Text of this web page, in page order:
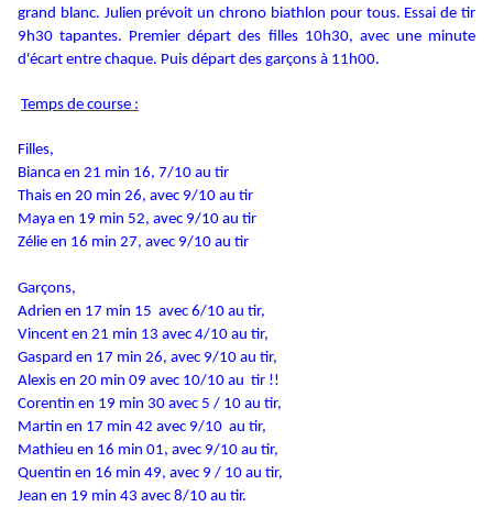
grand blanc. Julien prévoit un chrono biathlon pour tous. Essai de tir
9h30 tapantes. Premier départ des filles 10h30, avec une minute
d'écart entre chaque. Puis départ des garçons à 11h00.
Temps de course :
Filles,
Bianca en 21 min 16, 7/10 au tir
Thais en 20 min 26, avec 9/10 au tir
Maya en 19 min 52, avec 9/10 au tir
Zélie en 16 min 27, avec 9/10 au tir
Garçons,
Adrien en 17 min 15 avec 6/10 au tir,
Vincent en 21 min 13 avec 4/10 au tir,
Gaspard en 17 min 26, avec 9/10 au tir,
Alexis en 20 min 09 avec 10/10 au tir !!
Corentin en 19 min 30 avec 5 / 10 au tir,
Martin en 17 min 42 avec 9/10 au tir,
Mathieu en 16 min 01, avec 9/10 au tir,
Quentin en 16 min 49, avec 9 / 10 au tir,
Jean en 19 min 43 avec 8/10 au tir.